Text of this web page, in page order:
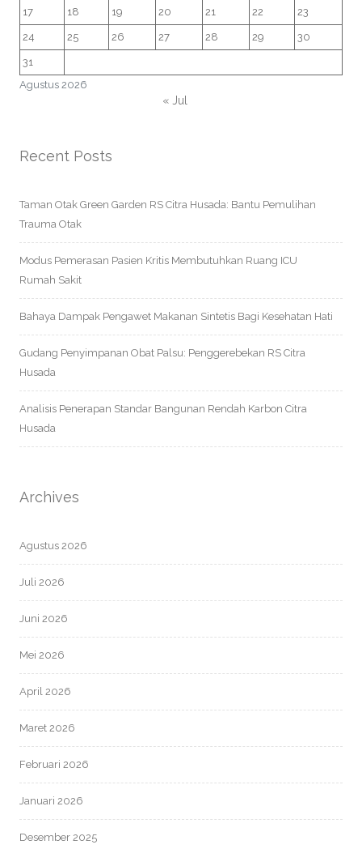
Agustus 2026
17 18 19 20 21 22 23
24 25 26 27 28 29 30
31
« Jul
Recent Posts
Taman Otak Green Garden RS Citra Husada: Bantu Pemulihan
Trauma Otak
Modus Pemerasan Pasien Kritis Membutuhkan Ruang ICU
Rumah Sakit
Bahaya Dampak Pengawet Makanan Sintetis Bagi Kesehatan Hati
Gudang Penyimpanan Obat Palsu: Penggerebekan RS Citra
Husada
Analisis Penerapan Standar Bangunan Rendah Karbon Citra
Husada
Archives
Agustus 2026
Juli 2026
Juni 2026
Mei 2026
April 2026
Maret 2026
Februari 2026
Januari 2026
Desember 2025